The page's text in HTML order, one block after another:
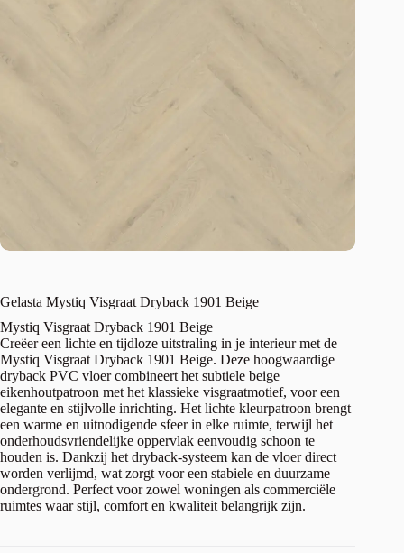
Gelasta Mystiq Visgraat Dryback 1901 Beige
Mystiq Visgraat Dryback 1901 Beige
Creëer een lichte en tijdloze uitstraling in je interieur met de
Mystiq Visgraat Dryback 1901 Beige. Deze hoogwaardige
dryback PVC vloer combineert het subtiele beige
eikenhoutpatroon met het klassieke visgraatmotief, voor een
elegante en stijlvolle inrichting. Het lichte kleurpatroon brengt
een warme en uitnodigende sfeer in elke ruimte, terwijl het
onderhoudsvriendelijke oppervlak eenvoudig schoon te
houden is. Dankzij het dryback-systeem kan de vloer direct
worden verlijmd, wat zorgt voor een stabiele en duurzame
ondergrond. Perfect voor zowel woningen als commerciële
ruimtes waar stijl, comfort en kwaliteit belangrijk zijn.